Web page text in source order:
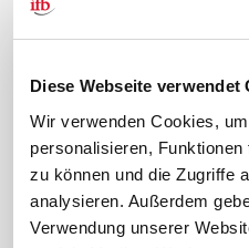
Diese Webseite verwendet
Wir verwenden Cookies,
personalisieren,
zu können und die Zugriffe
analysieren. Außerdem
Verwendung unserer
Leitbild
Compliance Richtlinien
Gute Gründe für das ifb
Service
Newsletter